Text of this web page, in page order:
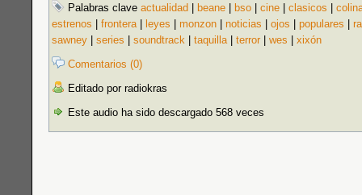
Palabras clave actualidad beane bso cine clasicos
estrenos
frontera| leyes monzon noticias ojos populares
sawney
series soundtrack taquilla| terror wes
xixón
Comentarios (0)
Editado por radiokras
Este audio ha sido descargado 568 veces